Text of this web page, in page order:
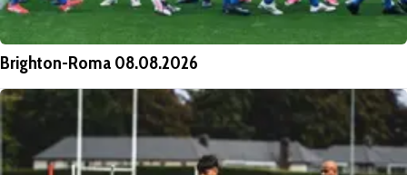
Brighton-Roma 08.08.2026